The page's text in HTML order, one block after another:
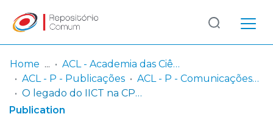
Communities
& Collections
Log
In
(current)
Home
ACL - Academia das Ciências de Lisboa
ACL - P - Publicações
ACL - P - Comunicações da Classe de Letras
O legado do IICT na CPLP
Publication